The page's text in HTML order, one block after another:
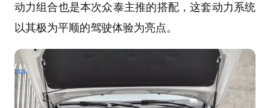
动力组合也是本次众泰主推的搭配，这套动力系统
以其极为平顺的驾驶体验为亮点。